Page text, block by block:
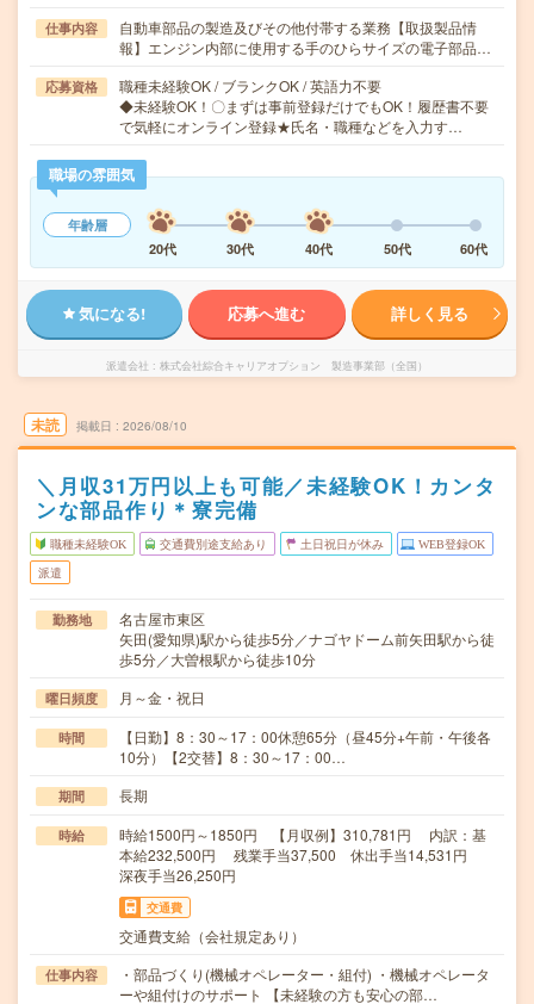
仕事内容
自動車部品の製造及びその他付帯する業務【取扱製品情
報】エンジン内部に使用する手のひらサイズの電子部品…
応募資格
職種未経験OK / ブランクOK / 英語力不要
◆未経験OK！〇まずは事前登録だけでもOK！履歴書不要
で気軽にオンライン登録★氏名・職種などを入力す…
職場の雰囲気
年齢層
20代
30代 40代 50代 60代
気になる! 応募へ進む 詳しく見る
派遣会社 株式会社綜合キャリアオプション 製造事業部（全国）
未読 掲載日 2026/08/10
＼月収31万円以上も可能／未経験OK！カンタ
ンな部品作り＊寮完備
職種未経験OK 交通費別途支給あり 土日祝日が休み WEB登録OK
派遣
勤務地
名古屋市東区
矢田(愛知県)駅から徒歩5分／ナゴヤドーム前矢田駅から徒
歩5分／大曽根駅から徒歩10分
曜日頻度 月～金・祝日
時間
【日勤】8：30～17：00休憩65分（昼45分+午前・午後各
10分）【2交替】8：30～17：00…
期間 長期
時給
時給1500円～1850円 【月収例】310,781円 内訳：基
本給232,500円 残業手当37,500 休出手当14,531円
深夜手当26,250円
交通費
交通費支給（会社規定あり）
仕事内容
・部品づくり(機械オペレーター・組付) ・機械オペレータ
ーや組付けのサポート 【未経験の方も安心の部…